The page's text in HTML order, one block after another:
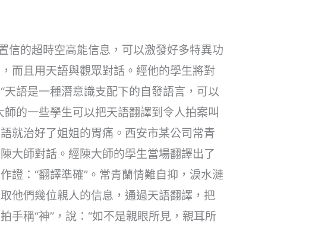
信的超時空高能信息，可以激發好多特異功
而且用天語與觀眾對話。經他的學生將對
語是一種潛意識支配下的自發語言，可以
的一些學生可以把天語翻譯到令人拍案叫
就治好了姐姐的胃痛。西安市某公司常青
大師對話。經陳大師的學生當場翻譯出了
證：“翻譯準確”。常青蘭情難自抑，淚水漣
他們幾位親人的信息，通過天語翻譯，把
手稱“神”，說：“如不是親眼所見，親耳所